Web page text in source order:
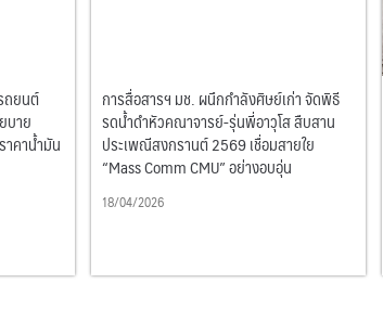
ถยนต์
บาย
คาน้ำมัน
การสื่อสารฯ มช. ผนึกกำลังศิษย์เก่า จัดพิธี
รดน้ำดำหัวคณาจารย์-รุ่นพี่อาวุโส สืบสาน
ประเพณีสงกรานต์ 2569 เชื่อมสายใย
“Mass Comm CMU” อย่างอบอุ่น
18/04/2026